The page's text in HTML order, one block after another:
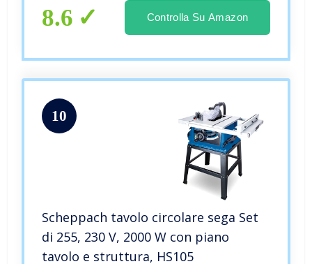
8.6 Controlla Su Amazon
10
Scheppach tavolo circolare sega Set
di 255, 230 V, 2000 W con piano
tavolo e struttura, HS105